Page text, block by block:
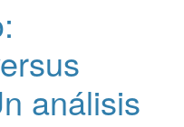
análisis